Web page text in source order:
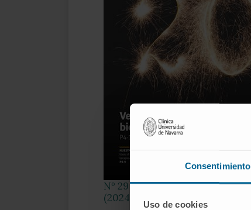
Consentimiento
Uso de cookies
Nº 29
(2024)